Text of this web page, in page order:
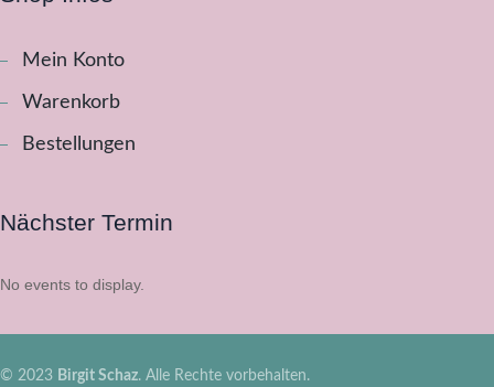
Mein Konto
Warenkorb
Bestellungen
Nächster Termin
No events to display.
© 2023 Birgit Schaz. Alle Rechte vorbehalten.